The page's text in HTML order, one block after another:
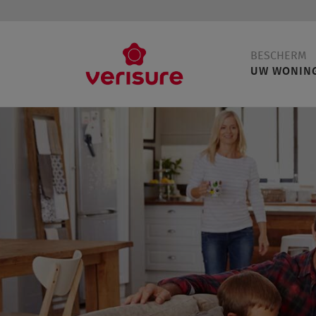
Main
navigation
UW
BESCHERM